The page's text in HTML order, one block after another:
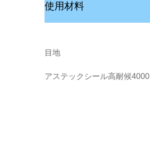
使用材料
目地
アステックシール高耐候4000